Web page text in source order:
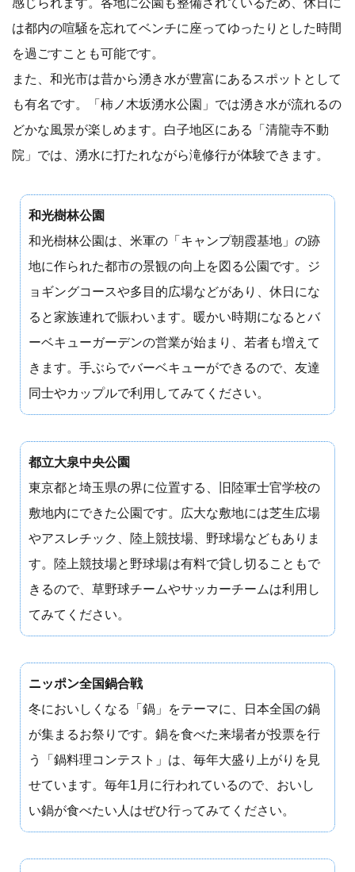
感じられます。各地に公園も整備されているため、休日に
は都内の喧騒を忘れてベンチに座ってゆったりとした時間
を過ごすことも可能です。
また、和光市は昔から湧き水が豊富にあるスポットとして
も有名です。「柿ノ木坂湧水公園」では湧き水が流れるの
どかな風景が楽しめます。白子地区にある「清龍寺不動
院」では、湧水に打たれながら滝修行が体験できます。
和光樹林公園
和光樹林公園は、米軍の「キャンプ朝霞基地」の跡
地に作られた都市の景観の向上を図る公園です。ジ
ョギングコースや多目的広場などがあり、休日にな
ると家族連れで賑わいます。暖かい時期になるとバ
ーベキューガーデンの営業が始まり、若者も増えて
きます。手ぶらでバーベキューができるので、友達
同士やカップルで利用してみてください。
都立大泉中央公園
東京都と埼玉県の界に位置する、旧陸軍士官学校の
敷地内にできた公園です。広大な敷地には芝生広場
やアスレチック、陸上競技場、野球場などもありま
す。陸上競技場と野球場は有料で貸し切ることもで
きるので、草野球チームやサッカーチームは利用し
てみてください。
ニッポン全国鍋合戦
冬においしくなる「鍋」をテーマに、日本全国の鍋
が集まるお祭りです。鍋を食べた来場者が投票を行
う「鍋料理コンテスト」は、毎年大盛り上がりを見
せています。毎年1月に行われているので、おいし
い鍋が食べたい人はぜひ行ってみてください。